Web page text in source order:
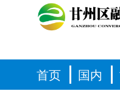
首页 国内